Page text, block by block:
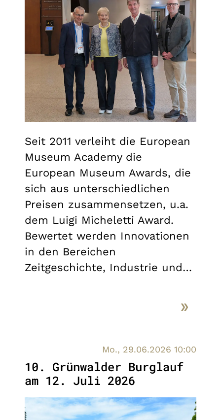
Seit 2011 verleiht die European
Museum Academy die
European Museum Awards, die
sich aus unterschiedlichen
Preisen zusammensetzen, u.a.
dem Luigi Micheletti Award.
Bewertet werden Innovationen
in den Bereichen
Zeitgeschichte, Industrie und…
Mo., 29.06.2026 10:00
10. Grünwalder Burglauf
am 12. Juli 2026